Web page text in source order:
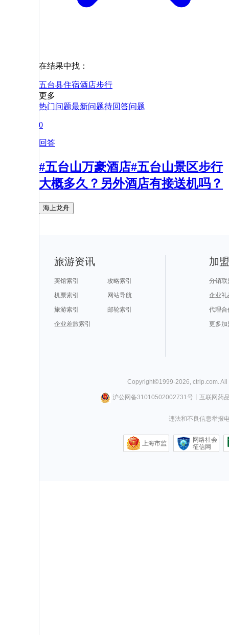
在结果中找：
五台县住宿酒店步行
更多
热门问题最新问题待回答问题
0
回答
#五台山万豪酒店#五台山景区步行
大概多久？另外酒店有接送机吗？
海上龙舟
旅游资讯
宾馆索引
攻略索引
机票索引
网站导航
旅游索引
邮轮索引
企业差旅索引
加
分销联
企业礼
代理合
更多加
Copyright©1999-2026 ctrip.com .
沪公网备31010502002731号丨 互联网药
违法和不良信息举报
上海市监
网络社会
征信网